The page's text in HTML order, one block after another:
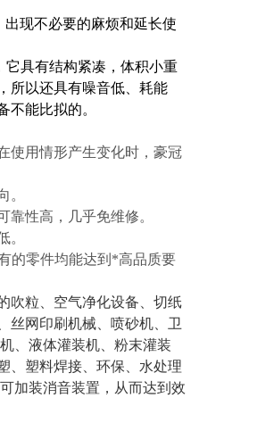
现不必要的麻烦和延长使
它具有结构紧凑，体积小重
所以还具有噪音低、耗能
不能比拟的。
使用情形产生变化时，豪冠
。
性高，几乎免维修。
。
的零件均能达到*高品质要
吹粒、空气净化设备、切纸
丝网印刷机械、喷砂机、卫
、液体灌装机、粉末灌装
、塑料焊接、环保、水处理
加装消音装置，从而达到效